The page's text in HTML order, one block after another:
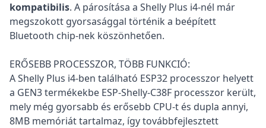
kompatibilis. A párosítása a Shelly Plus i4-nél már
megszokott gyorsasággal történik a beépített
Bluetooth chip-nek köszönhetően.
ERŐSEBB PROCESSZOR, TÖBB FUNKCIÓ:
A Shelly Plus i4-ben található ESP32 processzor helyett
a GEN3 termékekbe ESP-Shelly-C38F processzor került,
mely még gyorsabb és erősebb CPU-t és dupla annyi,
8MB memóriát tartalmaz, így továbbfejlesztett